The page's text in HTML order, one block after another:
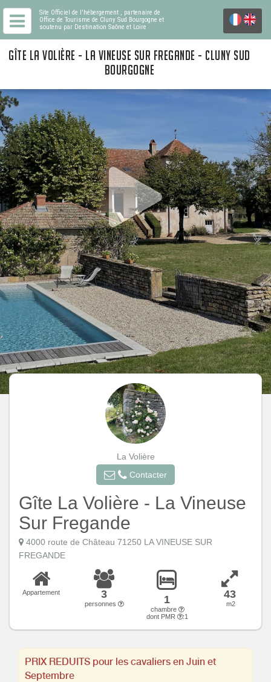
Site Officiel de l'hébergement , partenaire de
Office de Tourisme de Cluny Sud Bourgogne et
soutenu par Destination Saône et Loire
GÎTE LA VOLIÈRE - LA VINEUSE SUR FREGANDE - CLUNY SUD
BOURGOGNE
La Volière
Contacter
Gîte La Volière - La Vineuse
Sur Fregande
4000 route de Château 71250 LA VINEUSE SUR
FREGANDE
Appartement 3
personnes 1
chambre
dont PMR
:1
43
m2
PRIX REDUITS pour les cavaliers en Juin et
Septembre